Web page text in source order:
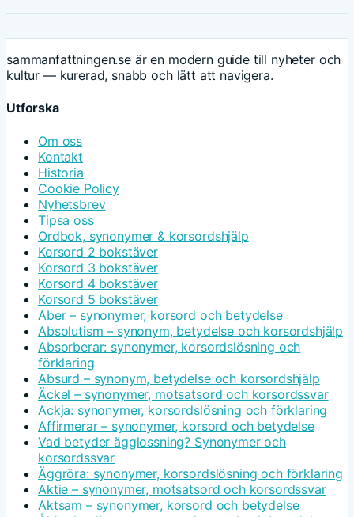
sammanfattningen.se är en modern guide till nyheter och
kultur — kurerad, snabb och lätt att navigera.
Utforska
Om oss
Kontakt
Historia
Cookie Policy
Nyhetsbrev
Tipsa oss
Ordbok, synonymer & korsordshjälp
Korsord 2 bokstäver
Korsord 3 bokstäver
Korsord 4 bokstäver
Korsord 5 bokstäver
Aber – synonymer, korsord och betydelse
Absolutism – synonym, betydelse och korsordshjälp
Absorberar: synonymer, korsordslösning och
förklaring
Absurd – synonym, betydelse och korsordshjälp
Äckel – synonymer, motsatsord och korsordssvar
Ackja: synonymer, korsordslösning och förklaring
Affirmerar – synonymer, korsord och betydelse
Vad betyder ägglossning? Synonymer och
korsordssvar
Äggröra: synonymer, korsordslösning och förklaring
Aktie – synonymer, motsatsord och korsordssvar
Aktsam – synonymer, korsord och betydelse